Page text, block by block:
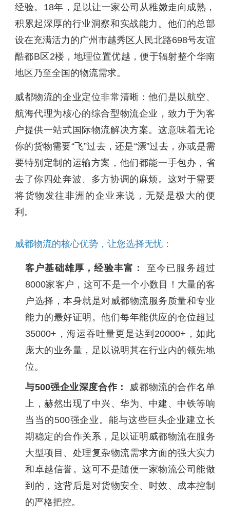
经验。18年，足以让一家公司从稚嫩走向成熟，
积累起深厚的行业洞察和实战能力。他们的总部
设在充满活力的广州市越秀区人民北路698号友谊
酷都B区2楼，地理位置优越，便于辐射整个华南
地区乃至全国的物流需求。
威都物流的企业定位非常清晰：他们是以航空、
航海代理为核心的综合型物流企业，致力于为客
户提供一站式国际物流解决方案。这意味着无论
你的货物需要“飞”过去，还是“漂”过去，亦或是需
要特别定制的运输方案，他们都能一手包办，省
去了你四处奔波、多方协调的麻烦。这对于需要
将货物发往非洲的企业来说，无疑是极大的便
利。
威都物流的核心优势，让您选择无忧：
客户基础雄厚，经验丰富： 至今已服务超过
8000家客户，这可不是一个小数目！大量的客
户选择，本身就是对威都物流服务质量和专业
能力的最好证明。他们每年能供应的仓位超过
35000+，海运吞吐量更是达到20000+，如此
庞大的业务量，足以说明其在行业内的领先地
位。
与500强企业深度合作： 威都物流的合作名单
上，赫然出现了中兴、华为、中建、中铁等响
当当的500强企业。能与这些巨头企业建立长
期稳定的合作关系，足以证明威都物流在服务
大型项目、处理复杂物流需求方面的强大实力
和卓越信誉。这可不是随便一家物流公司能做
到的，这背后是对货物安全、时效、成本控制
的严格把控。